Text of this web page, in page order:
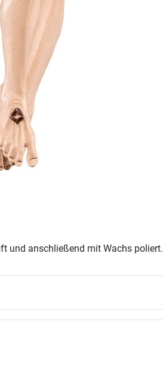
und anschließend mit Wachs poliert.